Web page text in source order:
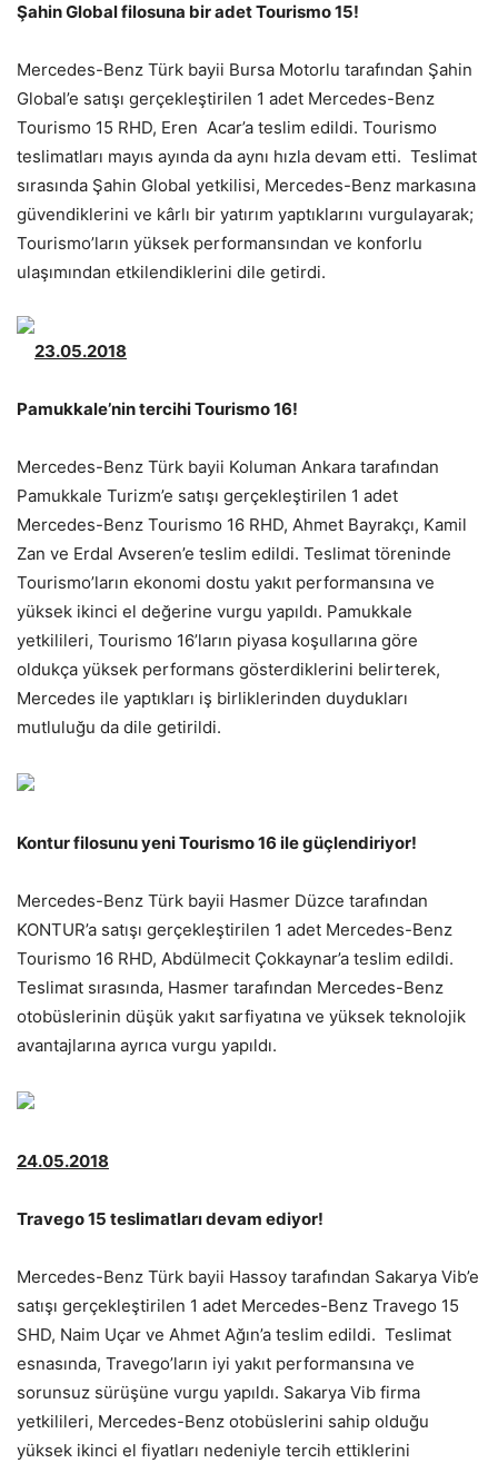
Şahin Global filosuna bir adet Tourismo 15!
Mercedes-Benz Türk bayii Bursa Motorlu tarafından Şahin
Global’e satışı gerçekleştirilen 1 adet Mercedes-Benz
Tourismo 15 RHD, Eren Acar’a teslim edildi. Tourismo
teslimatları mayıs ayında da aynı hızla devam etti. Teslimat
sırasında Şahin Global yetkilisi, Mercedes-Benz markasına
güvendiklerini ve kârlı bir yatırım yaptıklarını vurgulayarak;
Tourismo’ların yüksek performansından ve konforlu
ulaşımından etkilendiklerini dile getirdi.
23.05.2018
Pamukkale’nin tercihi Tourismo 16!
Mercedes-Benz Türk bayii Koluman Ankara tarafından
Pamukkale Turizm’e satışı gerçekleştirilen 1 adet
Mercedes-Benz Tourismo 16 RHD, Ahmet Bayrakçı, Kamil
Zan ve Erdal Avseren’e teslim edildi. Teslimat töreninde
Tourismo’ların ekonomi dostu yakıt performansına ve
yüksek ikinci el değerine vurgu yapıldı. Pamukkale
yetkilileri, Tourismo 16’ların piyasa koşullarına göre
oldukça yüksek performans gösterdiklerini belirterek,
Mercedes ile yaptıkları iş birliklerinden duydukları
mutluluğu da dile getirildi.
Kontur filosunu yeni Tourismo 16 ile güçlendiriyor!
Mercedes-Benz Türk bayii Hasmer Düzce tarafından
KONTUR’a satışı gerçekleştirilen 1 adet Mercedes-Benz
Tourismo 16 RHD, Abdülmecit Çokkaynar’a teslim edildi.
Teslimat sırasında, Hasmer tarafından Mercedes-Benz
otobüslerinin düşük yakıt sarfiyatına ve yüksek teknolojik
avantajlarına ayrıca vurgu yapıldı.
24.05.2018
Travego 15 teslimatları devam ediyor!
Mercedes-Benz Türk bayii Hassoy tarafından Sakarya Vib’e
satışı gerçekleştirilen 1 adet Mercedes-Benz Travego 15
SHD, Naim Uçar ve Ahmet Ağın’a teslim edildi. Teslimat
esnasında, Travego’ların iyi yakıt performansına ve
sorunsuz sürüşüne vurgu yapıldı. Sakarya Vib firma
yetkilileri, Mercedes-Benz otobüslerini sahip olduğu
yüksek ikinci el fiyatları nedeniyle tercih ettiklerini